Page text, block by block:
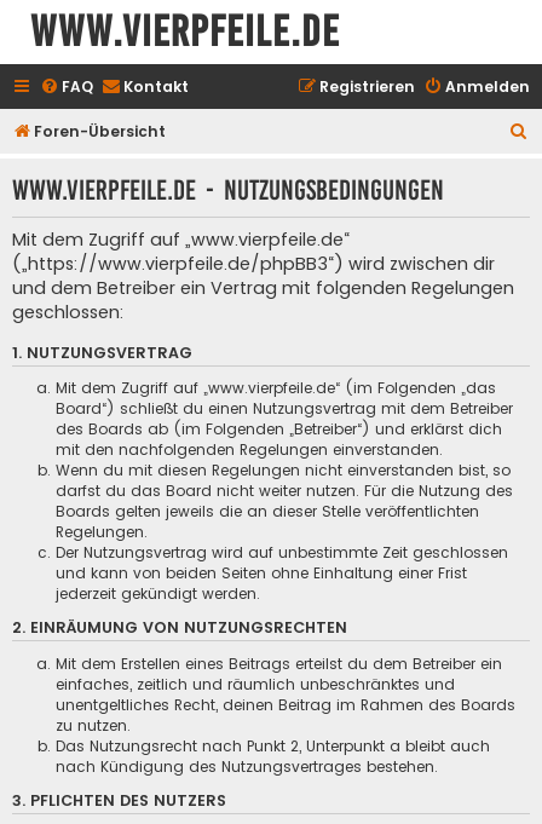
www.vierpfeile.de
FAQ Kontakt Anmelden
Registrieren
Foren-Übersicht
h
www.vierpfeile.de - Nutzungsbedingungen
Mit dem Zugriff auf „www.vierpfeile.de“
(„https://www.vierpfeile.de/phpBB3“) wird zwischen dir
und dem Betreiber ein Vertrag mit folgenden Regelungen
geschlossen:
1. NUTZUNGSVERTRAG
Mit dem Zugriff auf „www.vierpfeile.de“ (im Folgenden „das
Board“) schließt du einen Nutzungsvertrag mit dem Betreiber
des Boards ab (im Folgenden „Betreiber“) und erklärst dich
mit den nachfolgenden Regelungen einverstanden.
Wenn du mit diesen Regelungen nicht einverstanden bist, so
darfst du das Board nicht weiter nutzen. Für die Nutzung des
Boards gelten jeweils die an dieser Stelle veröffentlichten
Regelungen.
Der Nutzungsvertrag wird auf unbestimmte Zeit geschlossen
und kann von beiden Seiten ohne Einhaltung einer Frist
jederzeit gekündigt werden.
2. EINRÄUMUNG VON NUTZUNGSRECHTEN
Mit dem Erstellen eines Beitrags erteilst du dem Betreiber ein
einfaches, zeitlich und räumlich unbeschränktes und
unentgeltliches Recht, deinen Beitrag im Rahmen des Boards
zu nutzen.
Das Nutzungsrecht nach Punkt 2, Unterpunkt a bleibt auch
nach Kündigung des Nutzungsvertrages bestehen.
3. PFLICHTEN DES NUTZERS